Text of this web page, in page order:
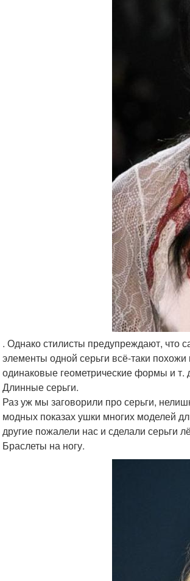
. Однако стилисты предупреждают, что
элементы одной серьги всё-таки
одинаковые геометрические формы и т.
Длинные серьги.
Раз уж мы заговорили про серьги,
модных показах ушки многих моделей
другие пожалели нас и сделали серьги
Браслеты на ногу.